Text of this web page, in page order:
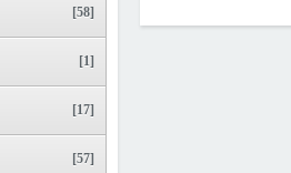
[58]
[1]
[17]
[57]